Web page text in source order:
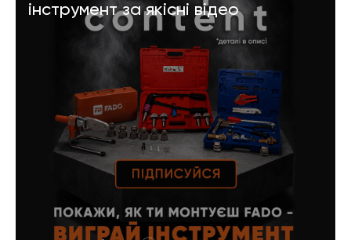
інструмент за якісні відео